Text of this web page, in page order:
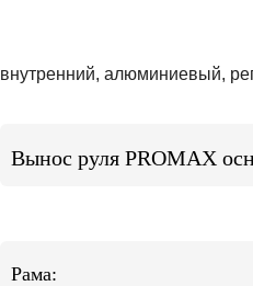
внутренний, алюминиевый,
Вынос руля PROMAX
Рама: